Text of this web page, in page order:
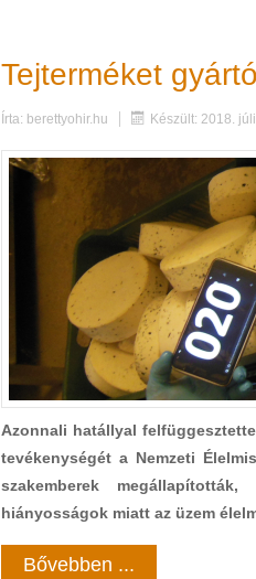
Tejterméket
Írta: berettyohir.hu Készült: 2018.
Azonnali hatállyal
tevékenységét a Nemzeti
szakemberek
hiányosságok miatt az üzem
Bővebben ...